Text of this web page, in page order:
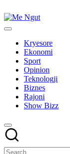
to
content
Me
Këtu
lajmet
ngut
Kryesore
Ekonomi
Sport
Opinion
Teknologji
Biznes
Rajoni
Show Bizz